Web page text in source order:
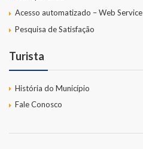
Acesso automatizado – Web Service
Pesquisa de Satisfação
Turista
História do Município
Fale Conosco